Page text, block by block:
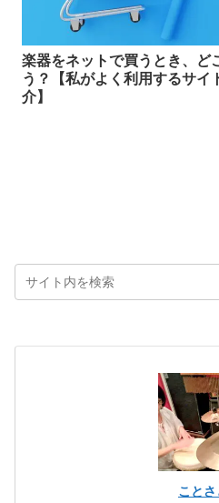
楽器をネットで買うとき、ど
う？【私がよく利用するサイ
介】
ことさ